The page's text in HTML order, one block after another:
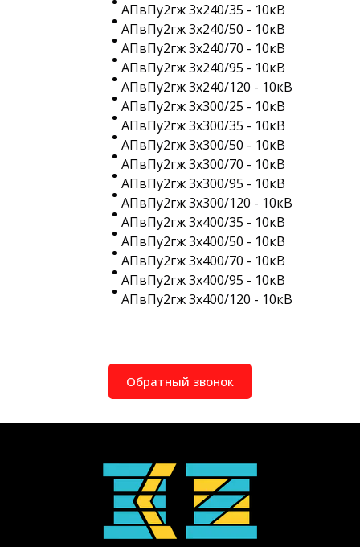
АПвПу2гж 3х240/35 - 10кВ
АПвПу2гж 3х240/50 - 10кВ
АПвПу2гж 3х240/70 - 10кВ
АПвПу2гж 3х240/95 - 10кВ
АПвПу2гж 3х240/120 - 10кВ
АПвПу2гж 3х300/25 - 10кВ
АПвПу2гж 3х300/35 - 10кВ
АПвПу2гж 3х300/50 - 10кВ
АПвПу2гж 3х300/70 - 10кВ
АПвПу2гж 3х300/95 - 10кВ
АПвПу2гж 3х300/120 - 10кВ
АПвПу2гж 3х400/35 - 10кВ
АПвПу2гж 3х400/50 - 10кВ
АПвПу2гж 3х400/70 - 10кВ
АПвПу2гж 3х400/95 - 10кВ
АПвПу2гж 3х400/120 - 10кВ
Обратный звонок